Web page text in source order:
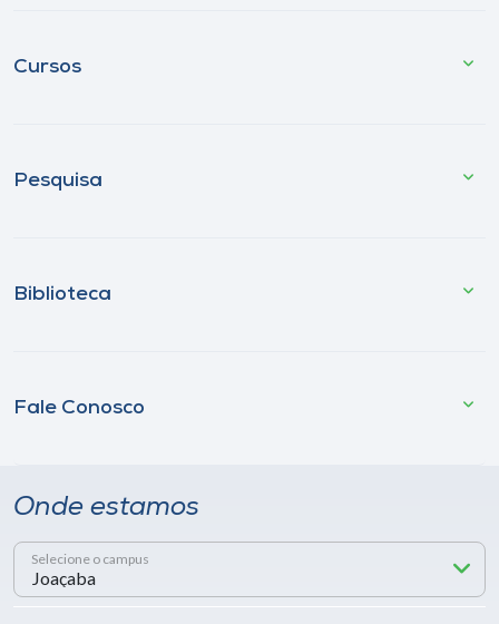
Cursos
Pesquisa
Biblioteca
Fale Conosco
Onde estamos
Selecione o campus